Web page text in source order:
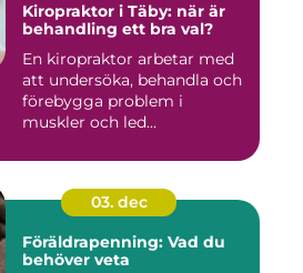
Kiropraktor i Täby: när är
behandling ett bra val?
En kiropraktor arbetar med
att undersöka, behandla och
förebygga problem i
muskler och led...
03. dec
Föräldrapenning: Vad du
behöver veta